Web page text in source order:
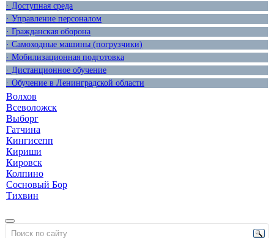
· Доступная среда
· Управление персоналом
· Гражданская оборона
· Самоходные машины (погрузчики)
· Мобилизационная подготовка
· Дистанционное обучение
· Обучение в Ленинградской области
Волхов
Всеволожск
Выборг
Гатчина
Кингисепп
Кириши
Кировск
Колпино
Сосновый Бор
Тихвин